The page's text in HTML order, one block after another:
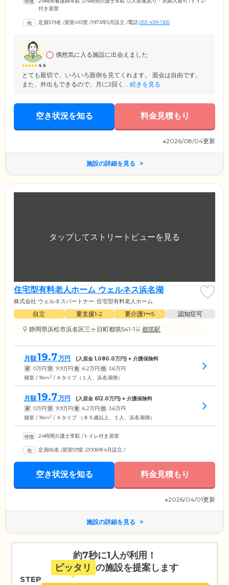
サービスをご提供します。医療体制については、年2回の健康診断と月1
回の簡易健康診断をとおして健康データを蓄積し、ご入居者様の健康管
併設しており、内線電話での予約が可能。さらに隣接する総合病院が24
付き居室
定員519名 /居室410室 /1973年5月設立 /電話053-439-1165
4.6
偶然気に入る施設に出会えました
とても親切で、いろいろ面倒を見てくれます。 面会は自由です。
また、外出もできるので、月に2回く... 続きを見る
空き状況を知る 料金見積もり
※2026/08/04更新
施設の詳細を見る
住宅型有料老人ホーム ウェルネス浜名湖
株式会社 ウェルネスパートナー 住宅型有料老人ホーム
自立 要支援1•2 要介護1〜5
認知症可
静岡県浜松市浜名区三ヶ日町都筑541-1
都筑駅
月額19.7万円 (入居金1,080.0万円) + 介護保険料
家 0万円 管 9.9万円 食 6.2万円 他 3.6万円
個室 / 18m2 / Ａタイプ（１人、浜名湖側）
月額19.7万円 (入居金 612.0万円) + 介護保険料
家 0万円 管 9.9万円 食 6.2万円 他 3.6万円
個室 / 18m2 / Ａタイプ （８５歳以上、１人、浜名湖側）
24時間介護士常駐 /トイレ付き居室
定員85名 /居室59室 /2008年4月設立 /
空き状況を知る 料金見積もり
※2026/04/01更新
施設の詳細を見る
約7秒に1人が利用！
ピッタリ の施設を提案します
STEP